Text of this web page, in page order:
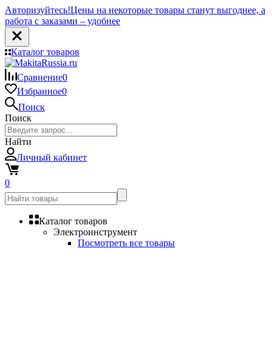
Авторизуйтесь!Цены на некоторые товары станут выгоднее, а
работа с заказами – удобнее
Каталог товаров
Сравнение0
Избранное0
Поиск
Поиск
Найти
Личный кабинет
0
Каталог товаров
Электроинструмент
Посмотреть все товары